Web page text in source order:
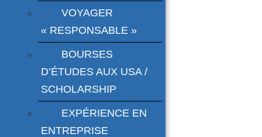
VOYAGER
« RESPONSABLE »
BOURSES
D’ÉTUDES AUX USA /
SCHOLARSHIP
EXPÉRIENCE EN
ENTREPRISE